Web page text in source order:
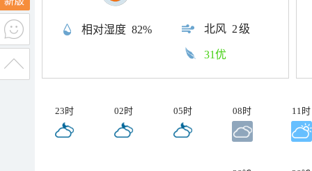
相对湿度 82% 北风 2级
31优
23时 02时 05时 08时 11时